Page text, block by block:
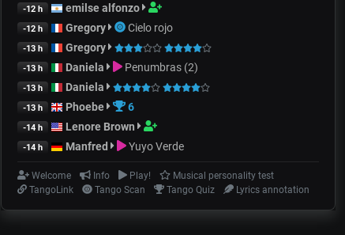
-12 h emilse alfonzo
-12 h Gregory Cielo rojo
-13 h Gregory
-13 h Daniela Penumbras (2)
-13 h Daniela
-13 h Phoebe 6
-14 h Lenore Brown
-14 h Manfred Yuyo Verde
Welcome Info Play!
Musical personality test
TangoLink
Tango Scan Tango Quiz Lyrics annotation